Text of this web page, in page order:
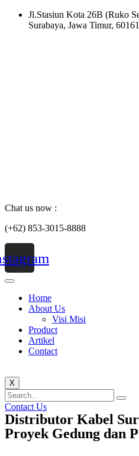
Skip
Jl.Stasiun Kota 26B (Ruko
Surabaya, Jawa Timur,
Chat us now :
(+62) 853-3015-8888
Home
About Us
Visi Misi
Product
Artikel
Contact
X
Contact Us
Distributor Kabel
Proyek Gedung dan